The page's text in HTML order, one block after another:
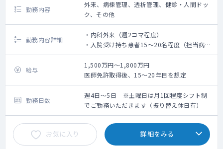
勤務内容
外来、病棟管理、透析管理、健診・人間ドッ
ク、その他
勤務内容詳細
・内科外来（週2コマ程度）
・入院受け持ち患者15～20名程度（担当病棟
は応相談）
・院内健診業務
・透析管理
・その他、IVH・ペースメーカー交換等
・夕張や穂別の診療所での診察を年数回お願
いします（別途手当支給）
内科疾患は、生活習慣病や高血圧、発熱、腹
痛、ご高齢の方の一般救急（肺炎や心不全な
ど）となります。
給与
1,500万円～1,800万円
医師免許取得後、15～20年目を想定
勤務日数
週4日～5日 ※土曜日は月1回程度シフト制
でご勤務いただきます（振り替え休日有）
お気に入り 詳細をみる